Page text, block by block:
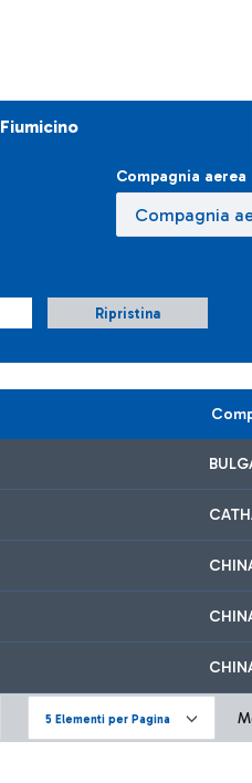
Fiumicino
Compagnia aerea
Ripristina
5 Elementi per Pagina